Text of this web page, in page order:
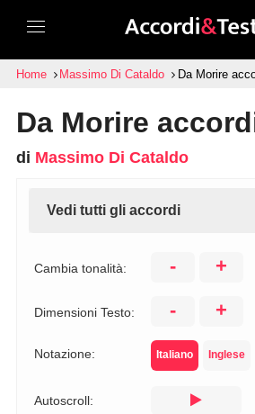
Home Massimo Di Cataldo Da Morire
Da Morire
di Massimo Di Cataldo
Vedi tutti gli accordi
Cambia tonalità: - +
Dimensioni Testo: - +
Notazione: Italiano Inglese
Autoscroll: